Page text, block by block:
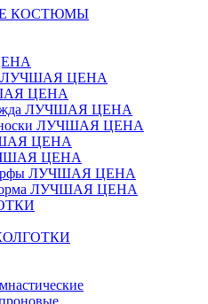
КОСТЮМЫ
ЛУЧШАЯ ЦЕНА
ЦЕНА
ЛУЧШАЯ ЦЕНА
носки ЛУЧШАЯ ЦЕНА
ЦЕНА
ЦЕНА
ЛУЧШАЯ ЦЕНА
ЛУЧШАЯ ЦЕНА